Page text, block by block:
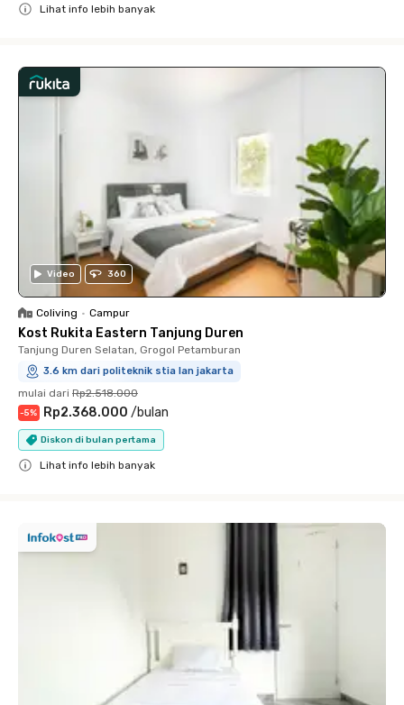
Lihat info lebih banyak
Video 360
Coliving • Campur
Kost Rukita Eastern Tanjung Duren
Tanjung Duren Selatan, Grogol Petamburan
3.6 km dari politeknik stia lan jakarta
mulai dari Rp2.518.000
-5% Rp2.368.000 /bulan
Diskon di bulan pertama
Lihat info lebih banyak